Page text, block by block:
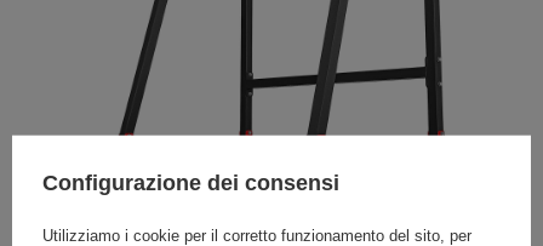
Configurazione dei consensi
Utilizziamo i cookie per il corretto funzionamento del sito, per